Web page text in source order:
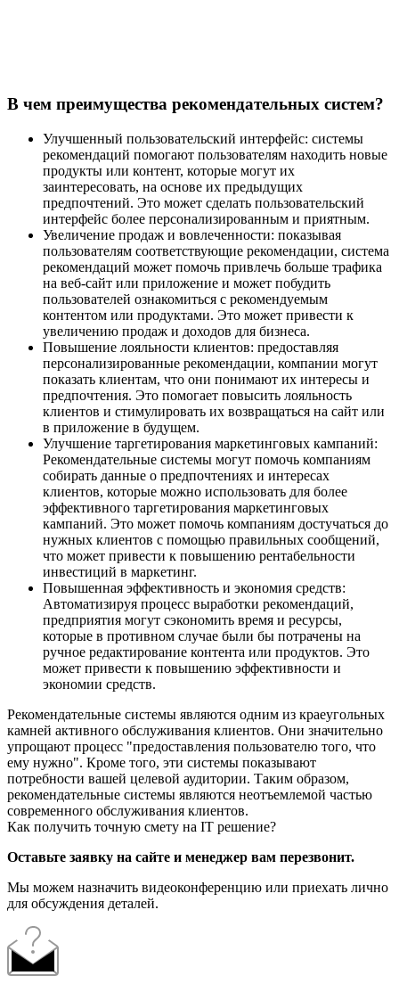
В чем преимущества рекомендательных систем?
Улучшенный пользовательский интерфейс: системы
рекомендаций помогают пользователям находить новые
продукты или контент, которые могут их
заинтересовать, на основе их предыдущих
предпочтений. Это может сделать пользовательский
интерфейс более персонализированным и приятным.
Увеличение продаж и вовлеченности: показывая
пользователям соответствующие рекомендации, система
рекомендаций может помочь привлечь больше трафика
на веб-сайт или приложение и может побудить
пользователей ознакомиться с рекомендуемым
контентом или продуктами. Это может привести к
увеличению продаж и доходов для бизнеса.
Повышение лояльности клиентов: предоставляя
персонализированные рекомендации, компании могут
показать клиентам, что они понимают их интересы и
предпочтения. Это помогает повысить лояльность
клиентов и стимулировать их возвращаться на сайт или
в приложение в будущем.
Улучшение таргетирования маркетинговых кампаний:
Рекомендательные системы могут помочь компаниям
собирать данные о предпочтениях и интересах
клиентов, которые можно использовать для более
эффективного таргетирования маркетинговых
кампаний. Это может помочь компаниям достучаться до
нужных клиентов с помощью правильных сообщений,
что может привести к повышению рентабельности
инвестиций в маркетинг.
Повышенная эффективность и экономия средств:
Автоматизируя процесс выработки рекомендаций,
предприятия могут сэкономить время и ресурсы,
которые в противном случае были бы потрачены на
ручное редактирование контента или продуктов. Это
может привести к повышению эффективности и
экономии средств.
Рекомендательные системы являются одним из краеугольных
камней активного обслуживания клиентов. Они значительно
упрощают процесс "предоставления пользователю того, что
ему нужно". Кроме того, эти системы показывают
потребности вашей целевой аудитории. Таким образом,
рекомендательные системы являются неотъемлемой частью
современного обслуживания клиентов.
Как получить точную смету на IT решение?
Оставьте заявку на сайте и менеджер вам перезвонит.
Мы можем назначить видеоконференцию или приехать лично
для обсуждения деталей.